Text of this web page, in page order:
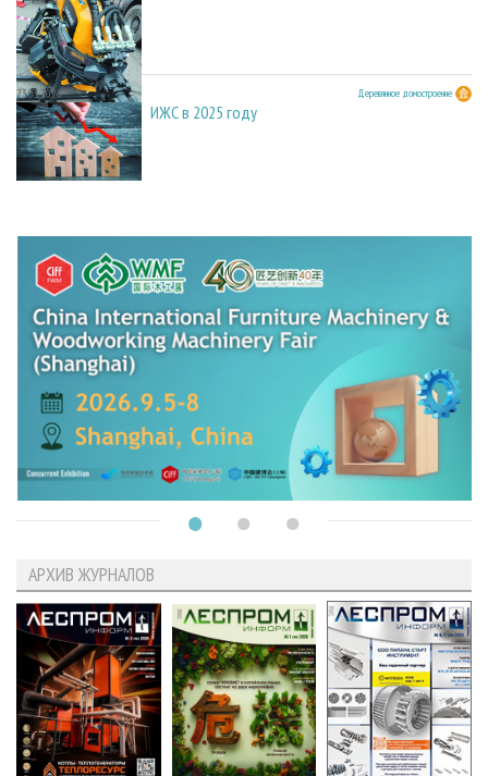
23.03.2026 Деревянное домостроение
ИЖС в 2025 году
АРХИВ ЖУРНАЛОВ